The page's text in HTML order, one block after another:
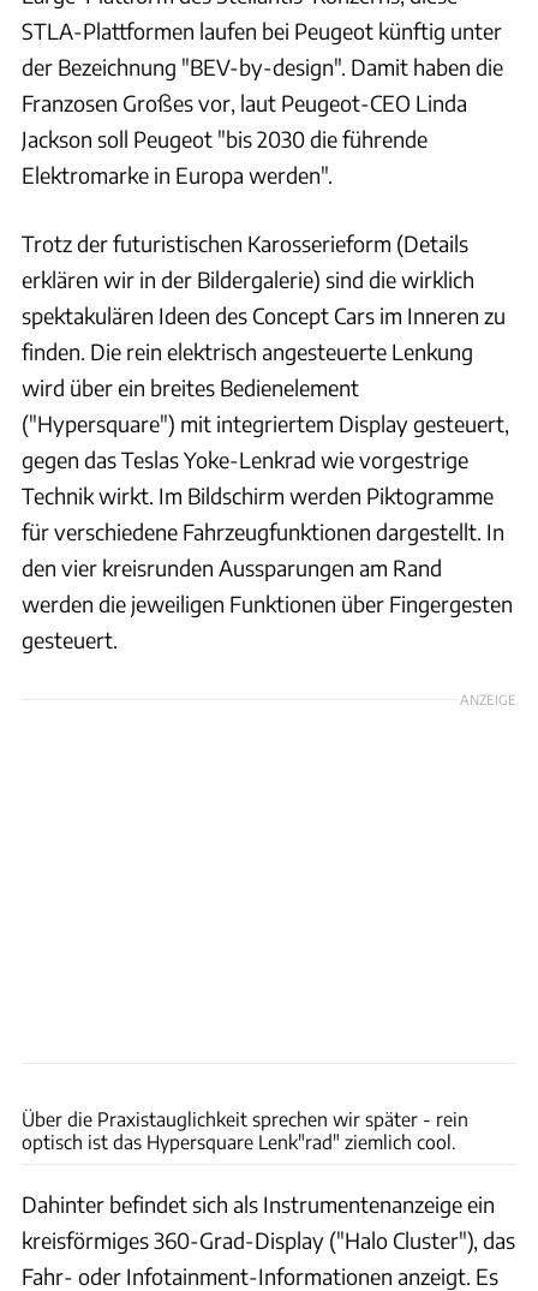
STLA-Plattformen laufen bei Peugeot künftig unter
der Bezeichnung "BEV-by-design". Damit haben die
Franzosen Großes vor, laut Peugeot-CEO Linda
Jackson soll Peugeot "bis 2030 die führende
Elektromarke in Europa werden".
Trotz der futuristischen Karosserieform (Details
erklären wir in der Bildergalerie) sind die wirklich
spektakulären Ideen des Concept Cars im Inneren zu
finden. Die rein elektrisch angesteuerte Lenkung
wird über ein breites Bedienelement
("Hypersquare") mit integriertem Display gesteuert,
gegen das Teslas Yoke-Lenkrad wie vorgestrige
Technik wirkt. Im Bildschirm werden Piktogramme
für verschiedene Fahrzeugfunktionen dargestellt. In
den vier kreisrunden Aussparungen am Rand
werden die jeweiligen Funktionen über Fingergesten
gesteuert.
ANZEIGE
Über die Praxistauglichkeit sprechen wir später - rein
optisch ist das Hypersquare Lenk"rad" ziemlich cool.
Dahinter befindet sich als Instrumentenanzeige ein
kreisförmiges 360-Grad-Display ("Halo Cluster"), das
Fahr- oder Infotainment-Informationen anzeigt. Es